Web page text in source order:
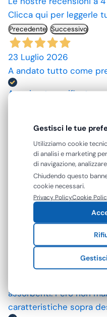
Clicca qui per leggerle
Precedente Successivo
23 Luglio 2026
A andato tutto come
Acquirente verificato
spedizione rapida,
grazie. prezzi
Acquirente verificato
09 Luglio 2026
25 Giugno 2026
assorbenti. Però non
caratteristiche sopra
Gestisci le tue
Utilizziamo cookie
di analisi e marketing
di navigazione,
mostrarti contenuti e
accettare tutti i cookie
preferenze. Puoi
qualsiasi momento.
Chiudendo questo
cookie necessari.
Privacy PolicyCookie